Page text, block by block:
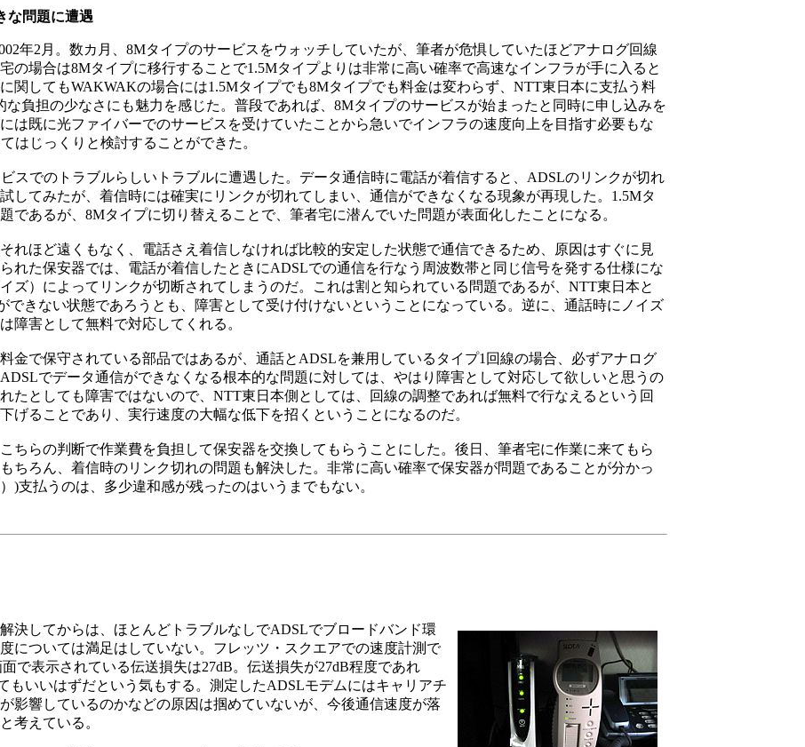
な問題に遭遇
年2月。数カ月、8Mタイプのサービスをウォッチしていたが、筆者が危惧していたほどアナログ回線
の場合は8Mタイプに移行することで1.5Mタイプよりは非常に高い確率で高速なインフラが手に入ると
関してもWAKWAKの場合には1.5Mタイプでも8Mタイプでも料金は変わらず、NTT東日本に支払う料
負担の少なさにも魅力を感じた。普段であれば、8Mタイプのサービスが始まったと同時に申し込みを
は既に光ファイバーでのサービスを受けていたことから急いでインフラの速度向上を目指す必要もな
はじっくりと検討することができた。
スでのトラブルらしいトラブルに遭遇した。データ通信時に電話が着信すると、ADSLのリンクが切れ
してみたが、着信時には確実にリンクが切れてしまい、通信ができなくなる現象が再現した。1.5Mタ
であるが、8Mタイプに切り替えることで、筆者宅に潜んでいた問題が表面化したことになる。
ほど遠くもなく、電話さえ着信しなければ比較的安定した状態で通信できるため、原因はすぐに見
れた保安器では、電話が着信したときにADSLでの通信を行なう周波数帯と同じ信号を発する仕様にな
ズ）によってリンクが切断されてしまうのだ。これは割と知られている問題であるが、NTT東日本と
できない状態であろうとも、障害として受け付けないということになっている。逆に、通話時にノイズ
障害として無料で対応してくれる。
金で保守されている部品ではあるが、通話とADSLを兼用しているタイプ1回線の場合、必ずアナログ
でデータ通信ができなくなる根本的な問題に対しては、やはり障害として対応して欲しいと思うの
たとしても障害ではないので、NTT東日本側としては、回線の調整であれば無料で行なえるという回
げることであり、実行速度の大幅な低下を招くということになるのだ。
ちらの判断で作業費を負担して保安器を交換してもらうことにした。後日、筆者宅に作業に来てもら
ちろん、着信時のリンク切れの問題も解決した。非常に高い確率で保安器が問題であることが分かっ
)支払うのは、多少違和感が残ったのはいうまでもない。
決してからは、ほとんどトラブルなしでADSLでブロードバンド環
については満足はしていない。フレッツ・スクエアでの速度計測で
で表示されている伝送損失は27dB。伝送損失が27dB程度であれ
もいいはずだという気もする。測定したADSLモデムにはキャリアチ
影響しているのかなどの原因は掴めていないが、今後通信速度が落
考えている。